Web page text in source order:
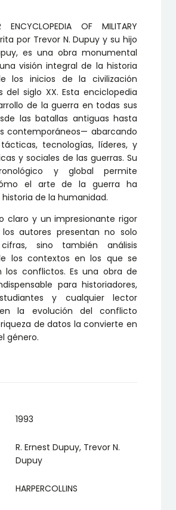
ENCYCLOPEDIA OF MILITARY
por Trevor N. Dupuy y su hijo
es una obra monumental
visión integral de la historia
los inicios de la civilización
del siglo XX. Esta enciclopedia
de la guerra en todas sus
las batallas antiguas hasta
contemporáneos— abarcando
tecnologías, líderes, y
y sociales de las guerras. Su
y global permite
el arte de la guerra ha
de la humanidad.
claro y un impresionante rigor
autores presentan no solo
sino también análisis
los contextos en los que se
los conflictos. Es una obra de
para historiadores,
y cualquier lector
la evolución del conflicto
de datos la convierte en
género.
1993
R. Ernest Dupuy, Trevor N.
Dupuy
HARPERCOLLINS